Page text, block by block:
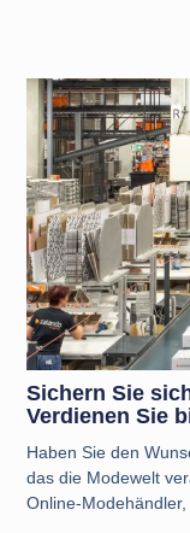
Sichern Sie
Verdienen Sie
Haben Sie den
das die Modewelt
Online-